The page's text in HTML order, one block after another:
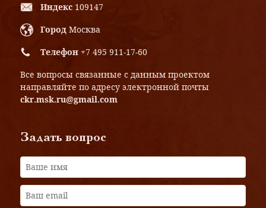
Индекс 109147
Город Москва
Телефон +7 495 911-17-60
Все вопросы связанные с данным проектом
направляйте по адресу электронной почты
ckr.msk.ru@gmail.com
Задать вопрос